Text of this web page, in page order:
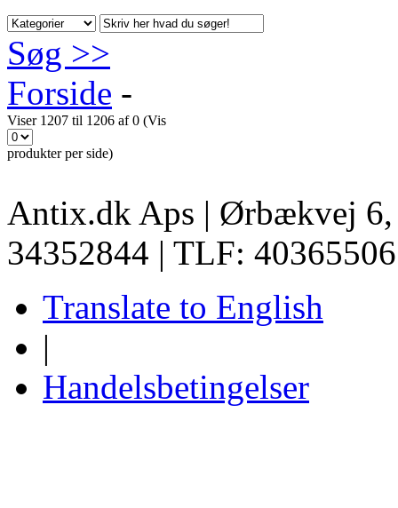
Søg >>
Forside -
Viser 1207 til 1206 af 0 (Vis
produkter per side)
Antix.dk Aps | Ørbækvej
34352844 | TLF:
Translate to English
|
Handelsbetingelser